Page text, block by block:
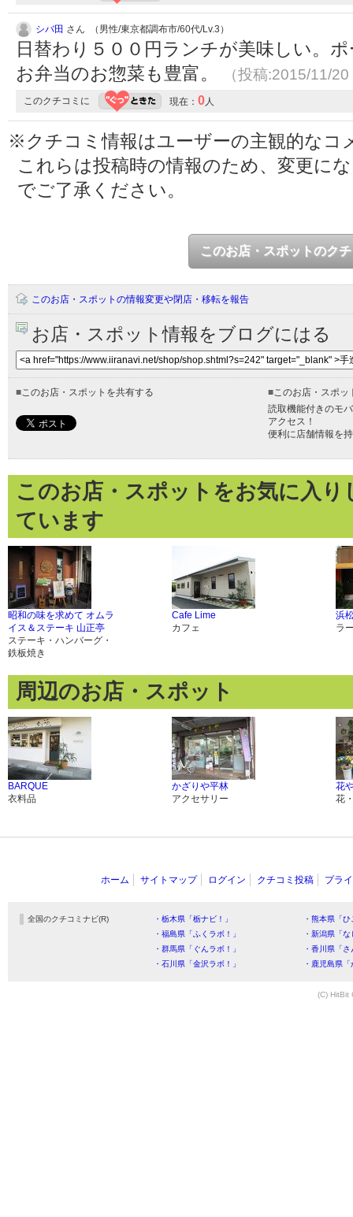
シバ田 さん （男性/東京都調布市/60代/Lv.3）
日替わり５００円ランチが美味しい。
お弁当のお惣菜も豊富。
（投稿:2015/11/
このクチコミに 現在： 0人
※クチコミ情報はユーザーの主観的なコ
これらは投稿時の情報のため、変更に
でご了承ください。
このお店・スポットのク
このお店・スポットの情報変更や閉店・移転を報告
お店・スポット情報をブログにはる
■このお店・スポットを共有する ■このお店・スポッ
読取機能付きのモ
アクセス！
便利に店舗情報を
このお店・スポットをお気に入
ています
昭和の味を求めて オムラ
イス＆ステーキ 山正亭
ステーキ・ハンバーグ・
鉄板焼き
Cafe Lime
カフェ
浜
ラ
周辺のお店・スポット
BARQUE
衣料品
かざりや平林
アクセサリー
花
花
ホーム サイトマップ ログイン クチコミ投稿 プラ
全国のクチコミナビ(R) ・栃木県「栃ナビ！」
・熊本県「
・福島県「ふくラボ！」
・新潟県「
・群馬県「ぐんラボ！」
・香川県「
・石川県「金沢ラボ！」
・鹿児島県
(C) HitBit